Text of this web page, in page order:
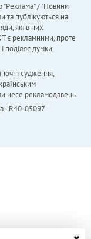
"Реклама" / "Новини
та публікуються на
які в них
є рекламними, проте
поділяє думки,
судження,
несе рекламодавець.
- R40-05097